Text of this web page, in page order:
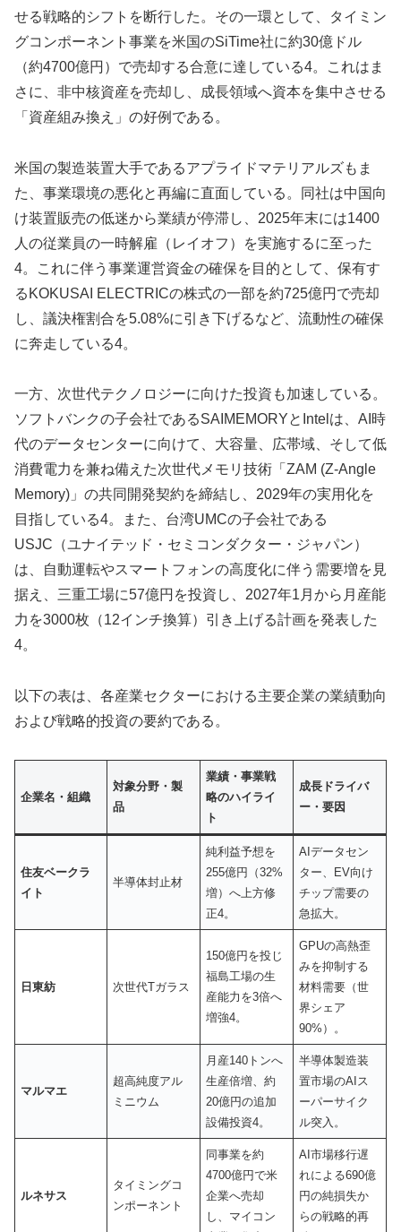
せる戦略的シフトを断行した。その一環として、タイミン
グコンポーネント事業を米国のSiTime社に約30億ドル
（約4700億円）で売却する合意に達している4。これはま
さに、非中核資産を売却し、成長領域へ資本を集中させる
「資産組み換え」の好例である。
米国の製造装置大手であるアプライドマテリアルズもま
た、事業環境の悪化と再編に直面している。同社は中国向
け装置販売の低迷から業績が停滞し、2025年末には1400
人の従業員の一時解雇（レイオフ）を実施するに至った
4。これに伴う事業運営資金の確保を目的として、保有す
るKOKUSAI ELECTRICの株式の一部を約725億円で売却
し、議決権割合を5.08%に引き下げるなど、流動性の確保
に奔走している4。
一方、次世代テクノロジーに向けた投資も加速している。
ソフトバンクの子会社であるSAIMEMORYとIntelは、AI時
代のデータセンターに向けて、大容量、広帯域、そして低
消費電力を兼ね備えた次世代メモリ技術「ZAM (Z-Angle
Memory)」の共同開発契約を締結し、2029年の実用化を
目指している4。また、台湾UMCの子会社である
USJC（ユナイテッド・セミコンダクター・ジャパン）
は、自動運転やスマートフォンの高度化に伴う需要増を見
据え、三重工場に57億円を投資し、2027年1月から月産能
力を3000枚（12インチ換算）引き上げる計画を発表した
4。
以下の表は、各産業セクターにおける主要企業の業績動向
および戦略的投資の要約である。
企業名・組織
対象分野・製
品
業績・事業戦
略のハイライ
ト
成長ドライバ
ー・要因
住友ベークラ
イト
半導体封止材
純利益予想を
255億円（32%
増）へ上方修
正4。
AIデータセン
ター、EV向け
チップ需要の
急拡大。
日東紡 次世代Tガラス
150億円を投じ
福島工場の生
産能力を3倍へ
増強4。
GPUの高熱歪
みを抑制する
材料需要（世
界シェア
90%）。
マルマエ
超高純度アル
ミニウム
月産140トンへ
生産倍増、約
20億円の追加
設備投資4。
半導体製造装
置市場のAIス
ーパーサイク
ル突入。
ルネサス
タイミングコ
ンポーネント
同事業を約
4700億円で米
企業へ売却
し、マイコン
AI市場移行遅
れによる690億
円の純損失か
らの戦略的再